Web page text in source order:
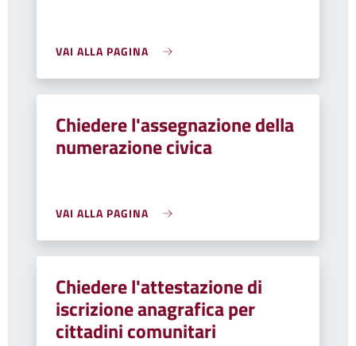
VAI ALLA PAGINA
Chiedere l'assegnazione della
numerazione civica
VAI ALLA PAGINA
Chiedere l'attestazione di
iscrizione anagrafica per
cittadini comunitari